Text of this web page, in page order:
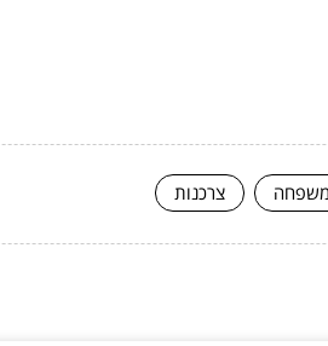
משפחה צרכנות